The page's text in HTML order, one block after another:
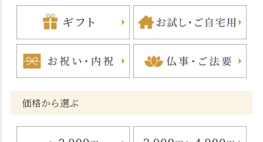
価格から選ぶ